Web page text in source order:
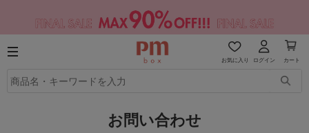
お気に入り ログイン カート
お問い合わせ